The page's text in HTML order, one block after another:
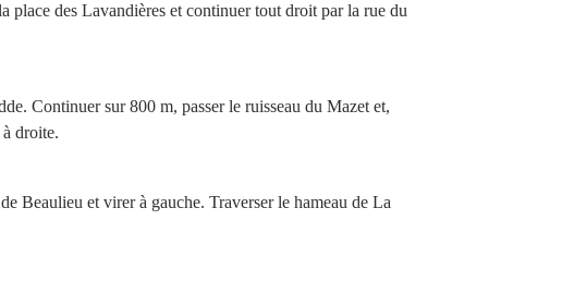
place des Lavandières et continuer tout droit par la rue du
Continuer sur 800 m, passer le ruisseau du Mazet et,
droite.
Beaulieu et virer à gauche. Traverser le hameau de La